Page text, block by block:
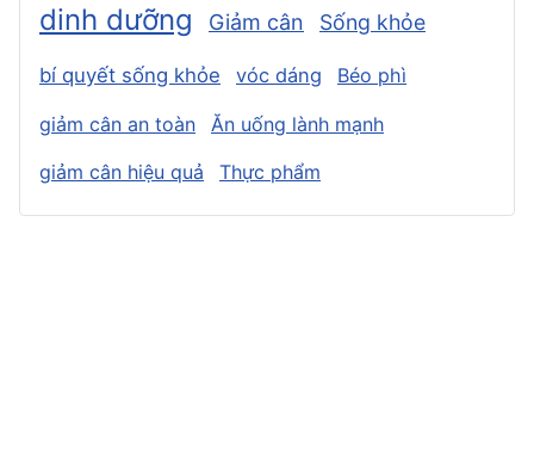
dinh dưỡng Giảm cân Sống khỏe
bí quyết sống khỏe vóc dáng Béo phì
giảm cân an toàn
Ăn uống lành mạnh
giảm cân hiệu quả
Thực phẩm